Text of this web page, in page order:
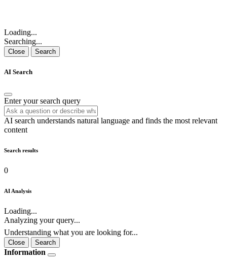
Loading...
Searching...
Close Search
AI Search
Enter your search query
AI search understands natural language and finds the most relevant
content
Search results
0
AI Analysis
Loading...
Analyzing your query...
Understanding what you are looking for...
Close Search
Information